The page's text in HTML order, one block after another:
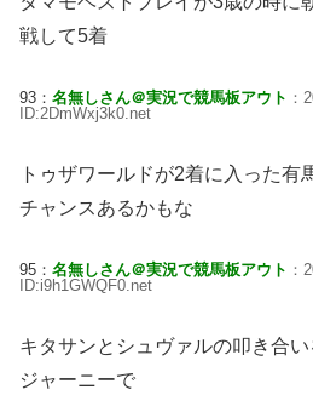
戦して5着
93： 名無しさん＠実況で競馬板アウト ：
ID:2DmWxj3k0.net
トゥザワールドが2着に入った有
チャンスあるかもな
95： 名無しさん＠実況で競馬板アウト ：
ID:i9h1GWQF0.net
キタサンとシュヴァルの叩き合
ジャーニーで